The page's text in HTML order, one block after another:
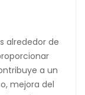
alrededor de
a un
mejora del